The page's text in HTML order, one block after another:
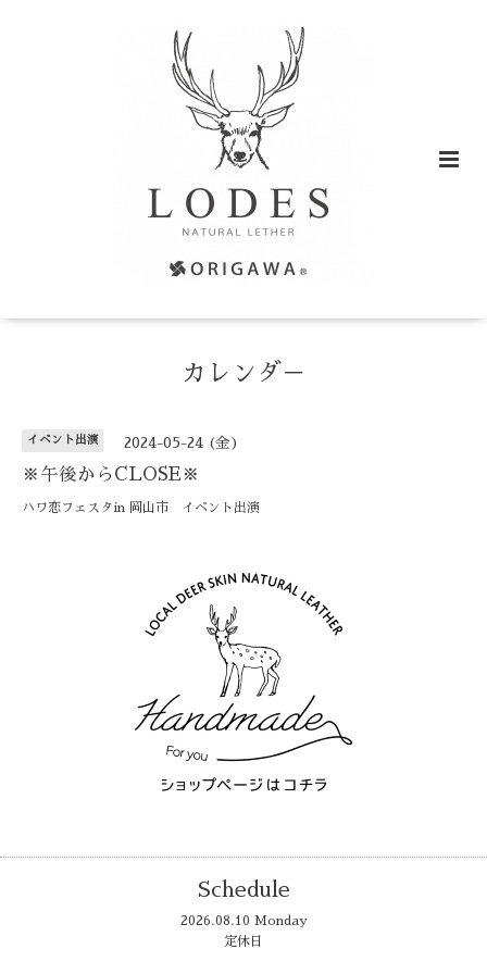
カレンダ－
イベント出演 2024-05-24 (金)
※午後からCLOSE※
ハワ恋フェスタin 岡山市 イベント出演
Schedule
2026.08.10 Monday
定休日